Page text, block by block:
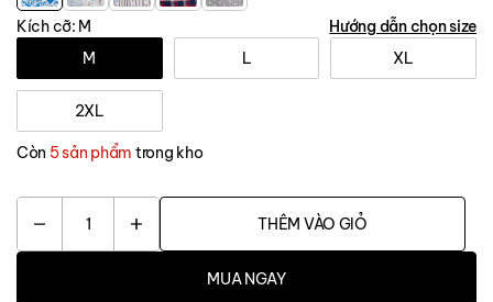
Kích cỡ: M
Hướng dẫn chọn size
M
L XL
2XL
Còn 5 sản phẩm trong kho
1 THÊM VÀO GIỎ
MUA NGAY